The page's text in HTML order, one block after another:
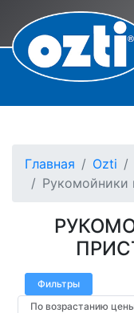
Главная Ozti
Рукомойники
Фильтры
По возрастанию